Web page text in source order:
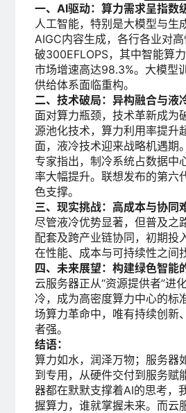
一、AI驱动：算力需求呈指数
人工智能，特别是大模型与生
AIGC内容生成，各行各业对
破300EFLOPS，其中智能算
市场增速高达98.3%。大模型
供给体系面临重构。
二、技术破局：异构融合与液
面对算力瓶颈，技术革新成为
源池化技术，算力利用率提升
面，液冷技术迎来战略机遇期
专家指出，制冷系统占数据中
率大幅提升。联想发布的第
色支撑。
三、现实挑战：高成本与协同
尽管液冷优势显著，但普及之
配套及跨产业链协同，初期投
在性能、成本与可持续性之间
四、未来展望：构建绿色智能
云服务器正从“资源提供者”进
冷，成为高密度算力中心的标
场算力革命中，唯有持续创新
者强。
结语：
算力如水，润泽万物；服务
到专用，从硬件交付到服务赋
器都在默默支撑着AI的思考，
握算力，谁就掌握未来。而云